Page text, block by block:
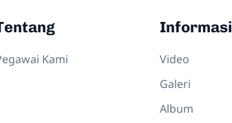
Kami
Informasi
Video
Galeri
Album